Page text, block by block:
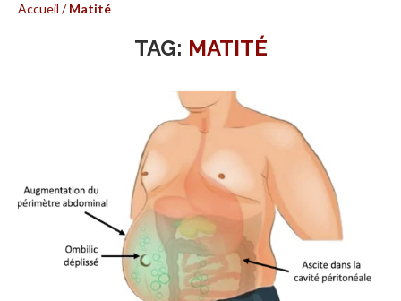
Accueil /Matité
TAG: MATITÉ